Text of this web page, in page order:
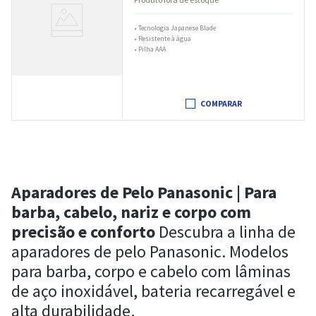
• Tecnologia Japanese Blade
• Resistente à água
• Pilha AAA
COMPARAR
Aparadores de Pelo Panasonic | Para
barba, cabelo, nariz e corpo com
precisão e conforto Descubra a linha de
aparadores de pelo Panasonic. Modelos
para barba, corpo e cabelo com lâminas
de aço inoxidável, bateria recarregável e
alta durabilidade.